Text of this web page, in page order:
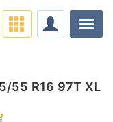
55 R16 97T XL